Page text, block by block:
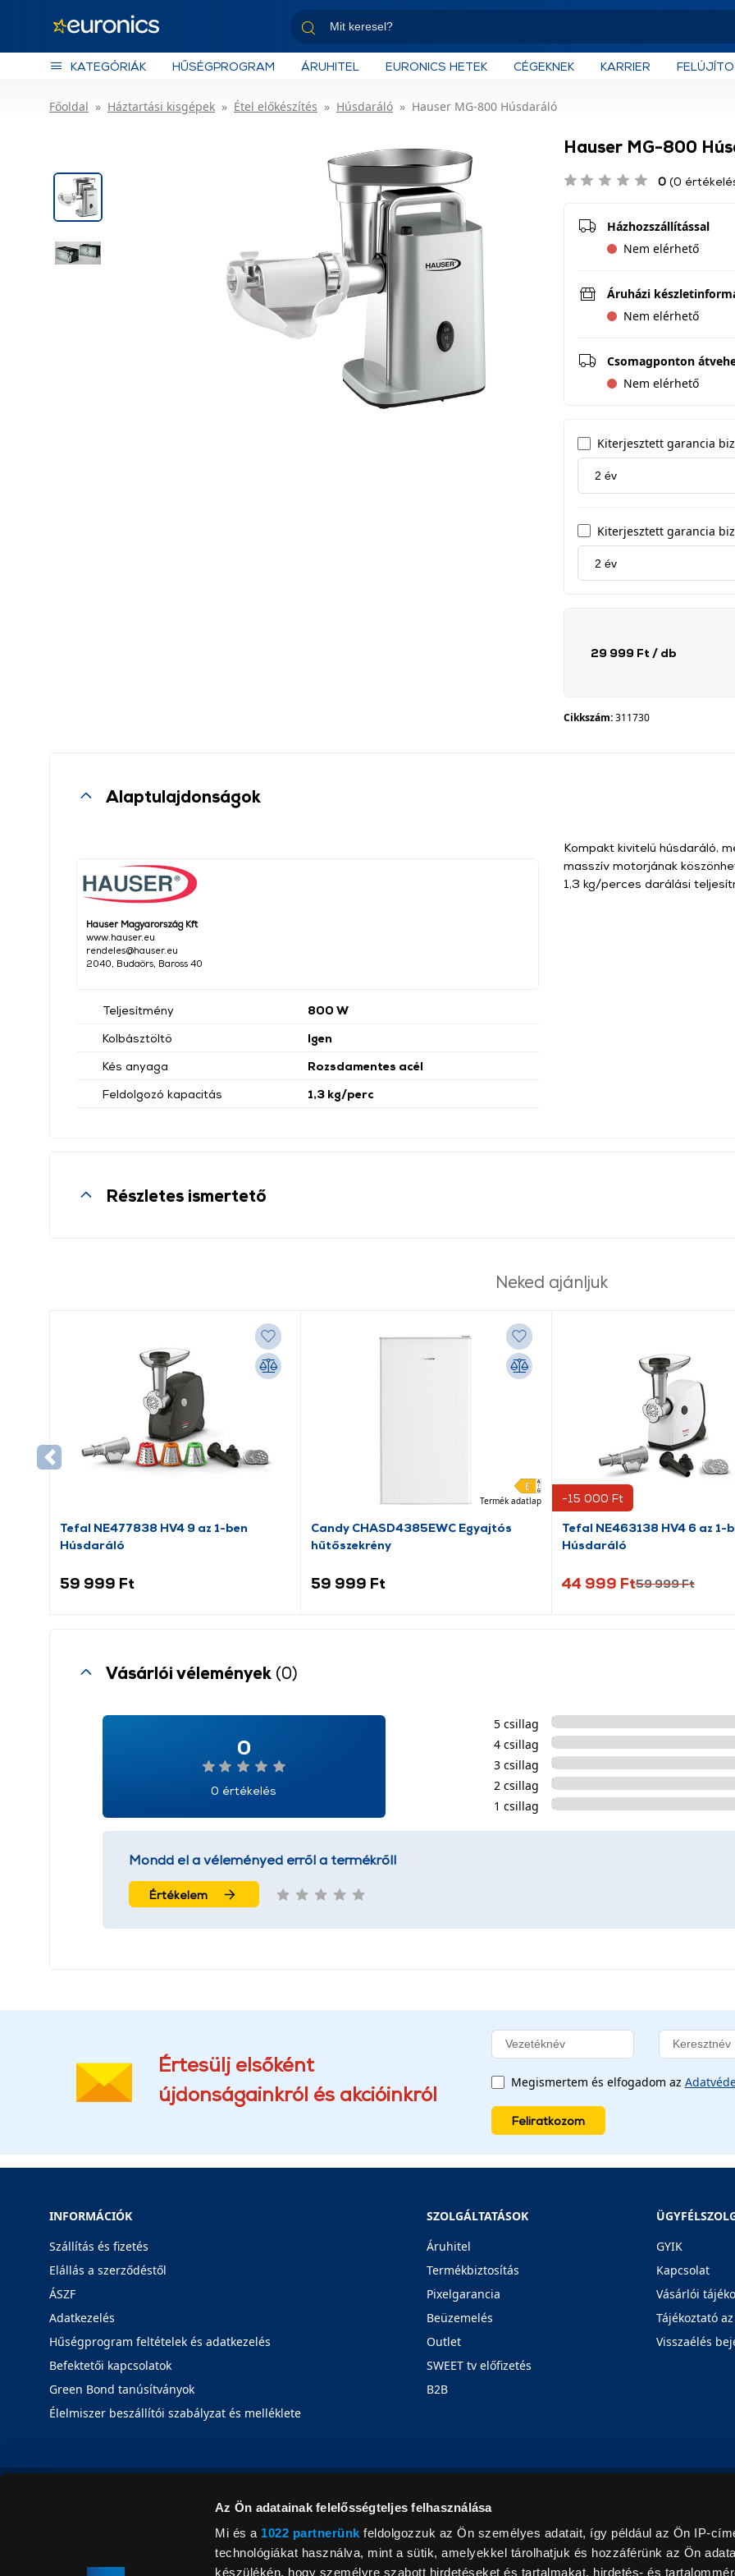
Az Ön adatainak felelősségteljes felhasználása
Mi és a 1022 partnerünk feldolgozzuk az Ön személyes adatait, így például az Ön IP-
technológiákat használva, mint a sütik, amelyekkel tárolhatjuk és hozzáférünk az Ön
készülékén, hogy személyre szabott hirdetéseket és tartalmakat, hirdetés- és
KATEGÓRIÁK HŰSÉGPROGRAM ÁRUHITEL EURONICS HETEK CÉGEKNEK KARRIER
Főoldal Háztartási kisgépek Étel előkészítés Húsdaráló Hauser MG-800 Húsdaráló
Hauser MG-800
0 (0
Házhozszállítással
Nem elérhető
Áruházi
Nem elérhető
Csomagponton
Nem elérhető
Kiterjesztett garancia
Kiterjesztett garancia
29 999 Ft / db
Cikkszám:311730
Alaptulajdonságok
Hauser Magyarország Kft
www.hauser.eu
rendeles@hauser.eu
2040, Budaörs, Baross 40
Teljesítmény
800 W
Kolbásztöltő
Igen
Kés anyaga
Rozsdamentes acél
Feldolgozó kapacitás
1,3 kg/perc
Kompakt kivitelű húsdaráló,
masszív motorjának
1,3 kg/perces darálási
Részletes ismertető
Neked ajánljuk
Tefal NE477838 HV4 9 az 1-ben
Húsdaráló
59 999 Ft
Termék adatlap
Candy CHASD4385EWC Egyajtós
hűtőszekrény
59 999 Ft
-15 000 Ft
Tefal NE463138 HV4 6 az 1-
Húsdaráló
44 999 Ft59 999 Ft
Vásárlói vélemények (0)
0
0 értékelés
5 csillag
4 csillag
3 csillag
2 csillag
1 csillag
Mondd el a véleményed erről a termékről!
Értékelem
Értesülj elsőként
újdonságainkról és akcióinkról
Megismertem és elfogadom az
Feliratkozom
INFORMÁCIÓK
Szállítás és fizetés
Elállás a szerződéstől
ÁSZF
Adatkezelés
Hűségprogram feltételek és adatkezelés
Befektetői kapcsolatok
Green Bond tanúsítványok
Élelmiszer beszállítói szabályzat és melléklete
SZOLGÁLTATÁSOK
Áruhitel
Termékbiztosítás
Pixelgarancia
Beüzemelés
Outlet
SWEET tv előfizetés
B2B
GYIK
Kapcsolat
Vásárlói
Tájékoztató
Visszaélés